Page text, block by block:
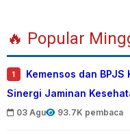
🔥 Popular
1
Kemensos dan
Sinergi Jaminan
03 Agu 93.7K pembaca